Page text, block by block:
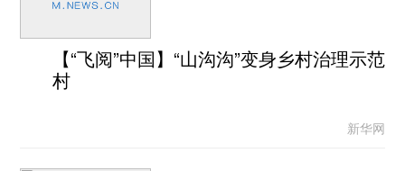
【“飞阅”中国】“山沟沟”变身乡村治理示范
村
新华网